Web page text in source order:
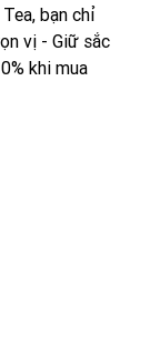
bạn chỉ
vị - Giữ sắc
khi mua